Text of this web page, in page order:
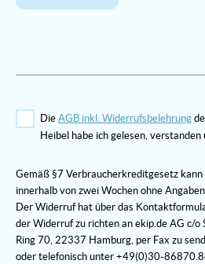
Die AGB inkl. Widerrufsbelehrung
Heibel habe ich gelesen, verstanden
Gemäß §7 Verbraucherkreditgesetz kann
innerhalb von zwei Wochen ohne
Der Widerruf hat über das
der Widerruf zu richten an ekip.de AG c/o
Ring 70, 22337 Hamburg, per Fax zu
oder telefonisch unter +49(0)30-